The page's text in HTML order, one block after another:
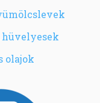
hüvelyesek
olajok